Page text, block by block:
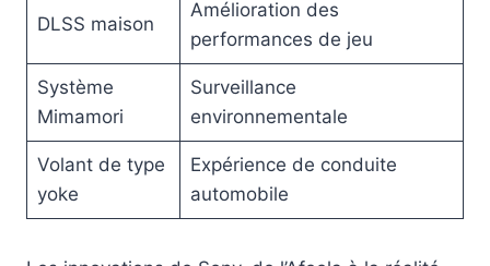
DLSS maison
Amélioration des
performances de jeu
Système
Mimamori
Surveillance
environnementale
Volant de type
yoke
Expérience de conduite
automobile